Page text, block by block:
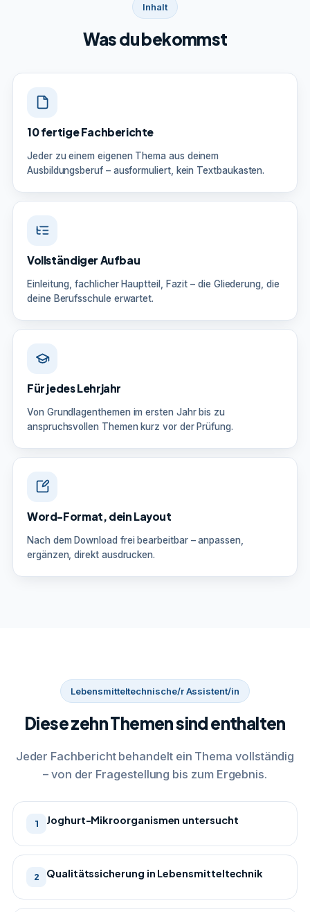
Inhalt
Was du bekommst
10 fertige Fachberichte
Jeder zu einem eigenen Thema aus deinem
Ausbildungsberuf – ausformuliert, kein Textbaukasten.
Vollständiger Aufbau
Einleitung, fachlicher Hauptteil, Fazit – die Gliederung, die
deine Berufsschule erwartet.
Für jedes Lehrjahr
Von Grundlagenthemen im ersten Jahr bis zu
anspruchsvollen Themen kurz vor der Prüfung.
Word-Format, dein Layout
Nach dem Download frei bearbeitbar – anpassen,
ergänzen, direkt ausdrucken.
Lebensmitteltechnische/r Assistent/in
Diese zehn Themen sind enthalten
Jeder Fachbericht behandelt ein Thema vollständig
– von der Fragestellung bis zum Ergebnis.
1 Joghurt-Mikroorganismen untersucht
2 Qualitätssicherung in Lebensmitteltechnik